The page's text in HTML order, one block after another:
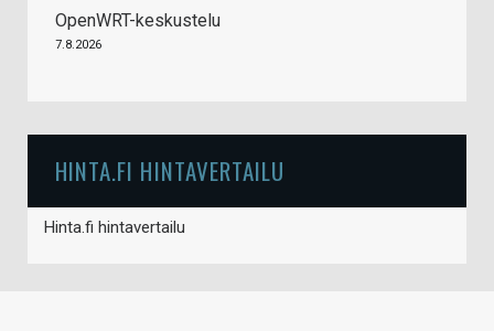
OpenWRT-keskustelu
7.8.2026
HINTA.FI HINTAVERTAILU
Hinta.fi hintavertailu